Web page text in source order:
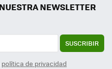
NEWSLETTER
SUSCRIBIR
política de privacidad